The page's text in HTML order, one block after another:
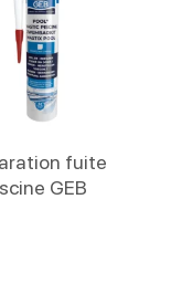
fuite
GEB